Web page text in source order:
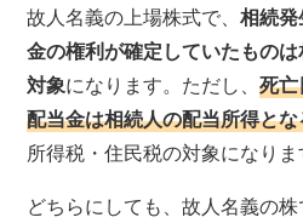
故人名義の上場株式で、相続
金の権利が確定していたもの
対象になります。ただし、死
配当金は相続人の配当所得と
所得税・住民税の対象になりま
どちらにしても、故人名義の